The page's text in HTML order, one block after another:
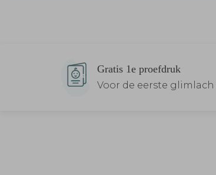
Gratis 1e proefdruk
Voor de eerste glimlach